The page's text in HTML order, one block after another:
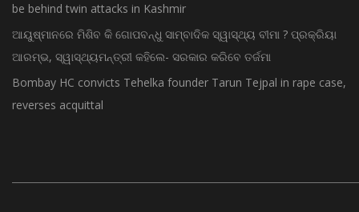
be behind twin attacks in Kashmir
ଆୟୁଷ୍ମାନରେ ମିଶିବ କି ଗୋପବନ୍ଧୁ ସାମ୍ବାଦିକ ସ୍ୱାସ୍ଥ୍ୟ ବୀମା ? ପ୍ରକ୍ରିୟା
ଆରମ୍ଭ, ସ୍ୱାସ୍ଥ୍ୟମନ୍ତ୍ରୀ କହିଲେ- ସରକାର କରିବେ ତର୍ଜମା
Bombay HC convicts Tehelka founder Tarun Tejpal in rape case,
reverses acquittal